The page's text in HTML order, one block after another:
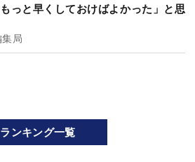
っと早くしておけばよかった」と思
局
ランキング一覧